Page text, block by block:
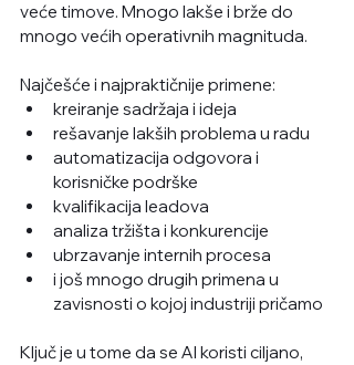
veće timove. Mnogo lakše i brže do
mnogo većih operativnih magnituda.
Najčešće i najpraktičnije primene:
kreiranje sadržaja i ideja
rešavanje lakših problema u radu
automatizacija odgovora i
korisničke podrške
kvalifikacija leadova
analiza tržišta i konkurencije
ubrzavanje internih procesa
i još mnogo drugih primena u
zavisnosti o kojoj industriji pričamo
Ključ je u tome da se AI koristi ciljano,